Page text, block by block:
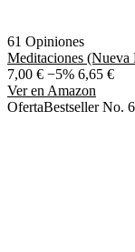
61 Opiniones
Meditaciones
7,00 € −5% 6,65 €
Ver en Amazon
OfertaBestseller No. 6